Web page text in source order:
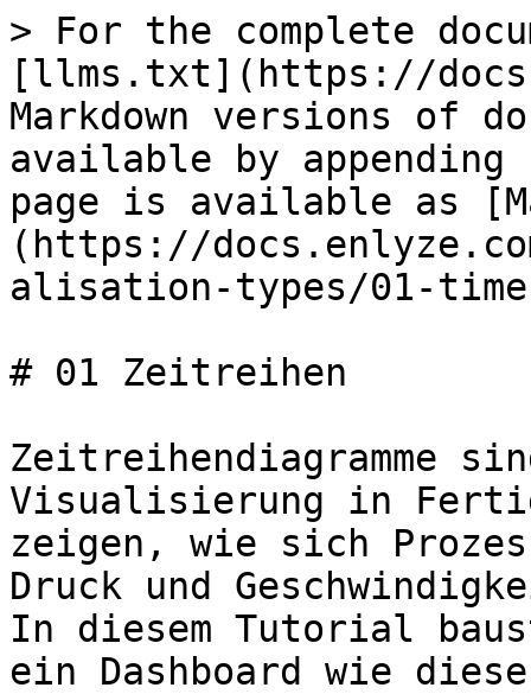
> For the complete
[llms.txt](https://
Markdown versions of
available by
page is available as
(https://
alisation-types/01-
# 01 Zeitreihen
Zeitreihendiagramme
Visualisierung in
zeigen, wie sich
Druck und
In diesem Tutorial
ein Dashboard wie